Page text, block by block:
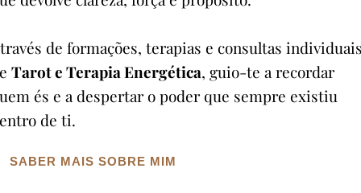
de formações, terapias e consultas
Tarot e Terapia Energética, guio-te a recordar
és e a despertar o poder que sempre existiu
de ti.
SABER MAIS SOBRE MIM